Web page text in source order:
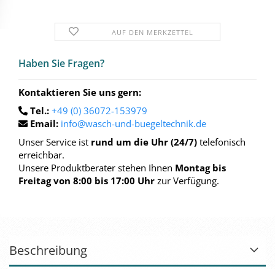
AUF DEN MERKZETTEL
Haben Sie Fra­gen?
Kontaktieren Sie uns gern:
Tel.: +49 (0) 36072-153979
Email: info@wasch-und-buegeltechnik.de
Unser Service ist rund um die Uhr (24/7) telefonisch
erreichbar.
Unsere Produktberater stehen Ihnen Montag bis
Freitag von 8:00 bis 17:00 Uhr zur Verfügung.
Beschreibung